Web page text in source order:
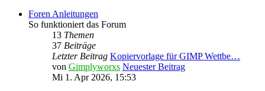
Foren Anleitungen
So funktioniert das Forum
13 Themen
37 Beiträge
Letzter Beitrag Kopiervorlage für GIMP Wettbe…
von Gimplyworxs Neuester Beitrag
Mi 1. Apr 2026, 15:53